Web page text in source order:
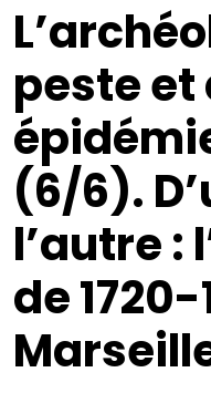
peste et
(6/6).
l’autre :
de 1720-